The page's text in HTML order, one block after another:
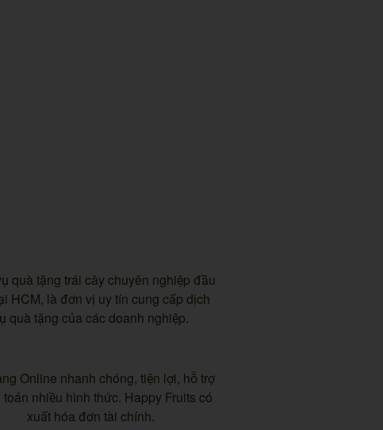
quà tặng trái cây chuyên nghiệp đầu
HCM, là đơn vị uy tín cung cấp dịch
quà tặng của các doanh nghiệp.
Online nhanh chóng, tiện lợi, hỗ trợ
toán nhiều hình thức. Happy Fruits có
xuất hóa đơn tài chính.